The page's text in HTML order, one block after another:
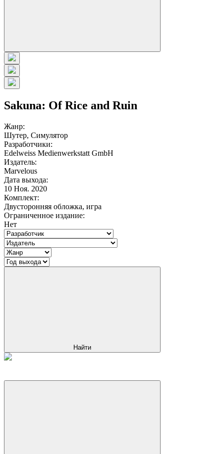
Sakuna: Of Rice and Ruin
Жанр:
Шутер, Симулятор
Разработчики:
Edelweiss Medienwerkstatt GmbH
Издатель:
Marvelous
Дата выхода:
10 Ноя. 2020
Комплект:
Двусторонняя обложка, игра
Ограниченное издание:
Нет
Найти